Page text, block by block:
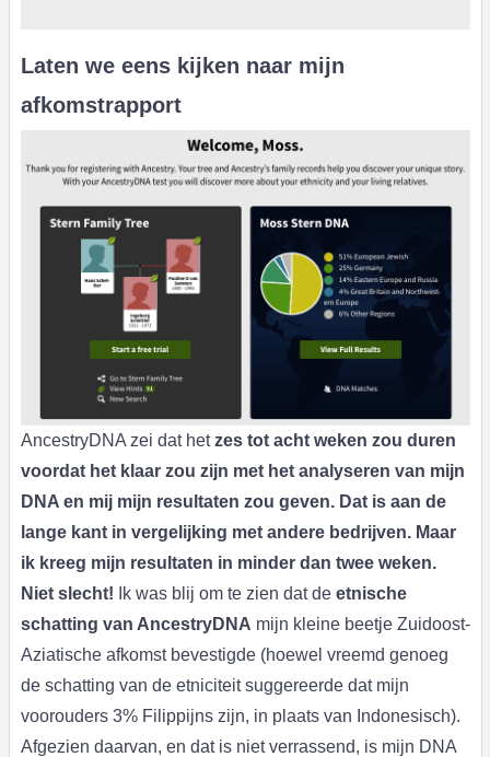
Laten we eens kijken naar mijn
afkomstrapport
AncestryDNA zei dat hetzes tot acht weken zou duren
voordat het klaar zou zijn met het analyseren van mijn
DNA en mij mijn resultaten zou geven. Dat is aan de
lange kant in vergelijking met andere bedrijven. Maar
ik kreeg mijn resultaten in minder dan twee weken.
Niet slecht! Ik was blij om te zien dat de etnische
schatting van AncestryDNA mijn kleine beetje Zuidoost-
Aziatische afkomst bevestigde (hoewel vreemd genoeg
de schatting van de etniciteit suggereerde dat mijn
voorouders 3% Filippijns zijn, in plaats van Indonesisch).
Afgezien daarvan, en dat is niet verrassend, is mijn DNA